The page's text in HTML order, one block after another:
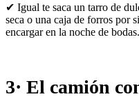
✔ Igual te saca un tarro de
seca o una caja de forros por
encargar en la noche de bodas.
3· El camión